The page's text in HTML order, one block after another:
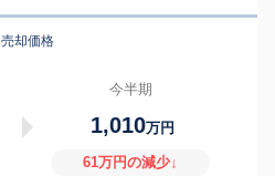
売却価格
今半期
1,010万円
61万円の減少↓